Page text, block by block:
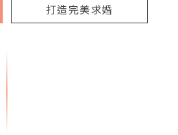
打造完美求婚